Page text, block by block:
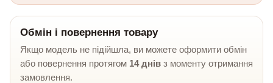
Обмін і повернення товару
Якщо модель не підійшла, ви можете оформити обмін
або повернення протягом 14 днів з моменту отримання
замовлення.